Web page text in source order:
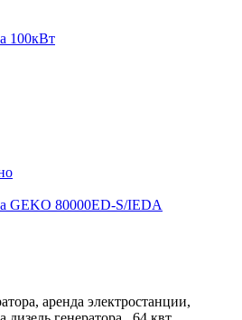
100кВт
GEKO 80000ED-S/IEDA
аренда электростанции,